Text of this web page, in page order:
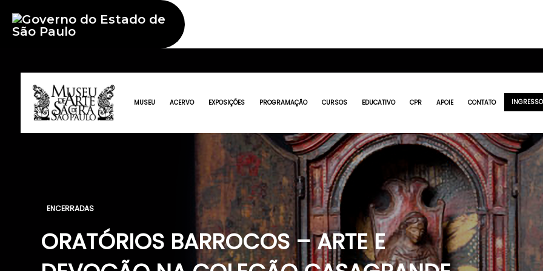
MUSEU ACERVO EXPOSIÇÕES PROGRAMAÇÃO CURSOS EDUCATIVO CPR APOIE CONTATO
ENCERRADAS
ORATÓRIOS BARROCOS – ARTE E